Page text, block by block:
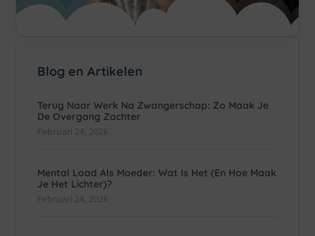
Blog en Artikelen
Terug Naar Werk Na Zwangerschap: Zo Maak Je
De Overgang Zachter
Februari 24, 2026
Mental Load Als Moeder: Wat Is Het (en Hoe Maak
Je Het Lichter)?
Februari 24, 2026